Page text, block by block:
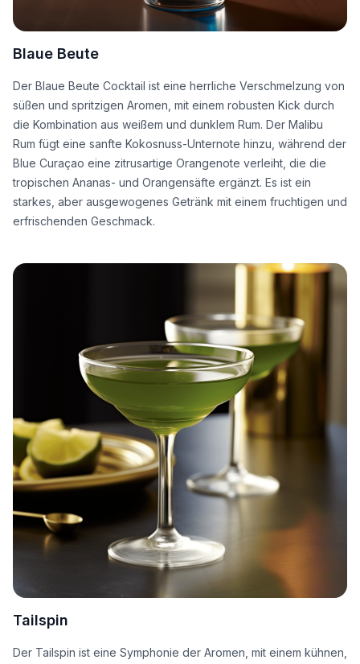
Blaue Beute
Der Blaue Beute Cocktail ist eine herrliche Verschmelzung von
süßen und spritzigen Aromen, mit einem robusten Kick durch
die Kombination aus weißem und dunklem Rum. Der Malibu
Rum fügt eine sanfte Kokosnuss-Unternote hinzu, während der
Blue Curaçao eine zitrusartige Orangenote verleiht, die die
tropischen Ananas- und Orangensäfte ergänzt. Es ist ein
starkes, aber ausgewogenes Getränk mit einem fruchtigen und
erfrischenden Geschmack.
Tailspin
Der Tailspin ist eine Symphonie der Aromen, mit einem kühnen,